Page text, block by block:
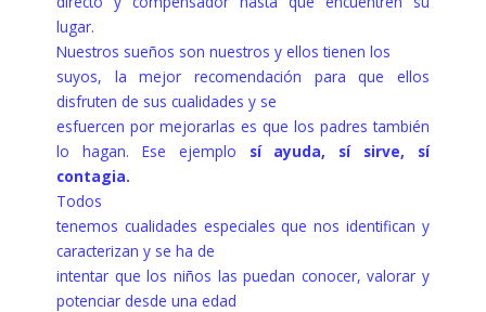
lugar.
Nuestros sueños son nuestros y ellos tienen los
suyos, la mejor recomendación para que ellos
disfruten de sus cualidades y se
esfuercen por mejorarlas es que los padres también
lo hagan. Ese ejemplo sí ayuda, sí sirve, sí
contagia.
Todos
tenemos cualidades especiales que nos identifican y
caracterizan y se ha de
intentar que los niños las puedan conocer, valorar y
potenciar desde una edad